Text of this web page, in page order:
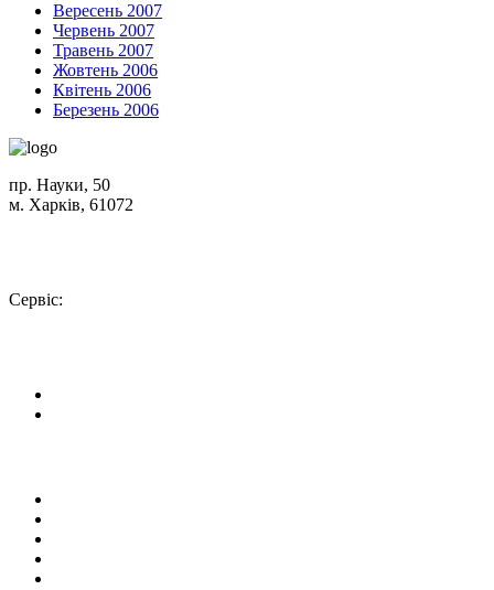
Вересень 2007
Червень 2007
Травень 2007
Жовтень 2006
Квітень 2006
Березень 2006
пр. Науки, 50
м. Харків, 61072
Сервіс: